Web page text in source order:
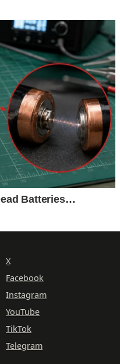
X
Facebook
Instagram
YouTube
TikTok
Telegram